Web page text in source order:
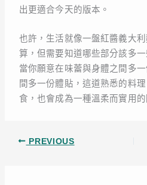
出更適合今天的版本。
也許，生活就像一盤紅醬義大
算，但需要知道哪些部分該多
當你願意在味蕾與身體之間多
間多一份體貼，這道熟悉的料
食，也會成為一種溫柔而實用的
PREVIOUS